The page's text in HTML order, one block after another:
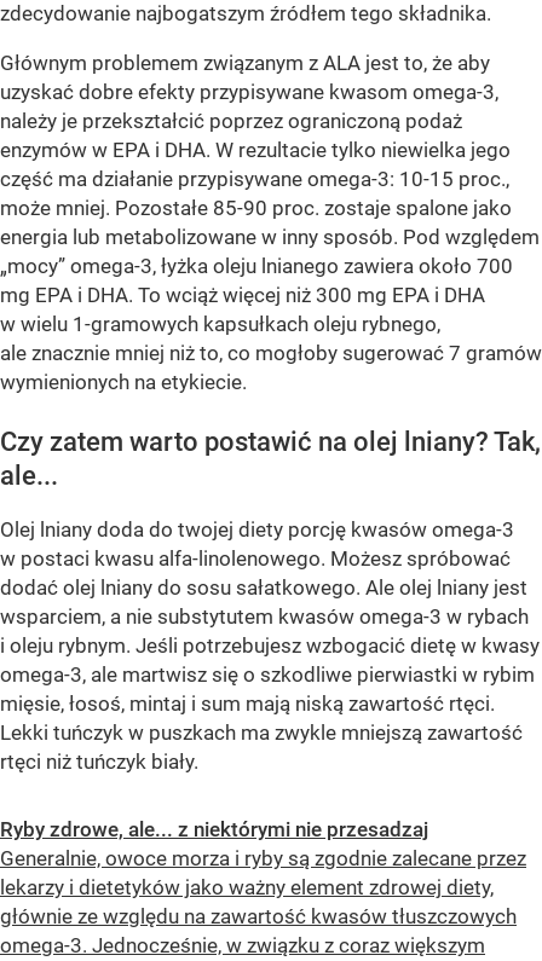
zdecydowanie najbogatszym źródłem tego składnika.
Głównym problemem związanym z ALA jest to, że aby
uzyskać dobre efekty przypisywane kwasom omega-3,
należy je przekształcić poprzez ograniczoną podaż
enzymów w EPA i DHA. W rezultacie tylko niewielka jego
część ma działanie przypisywane omega-3: 10-15 proc.,
może mniej. Pozostałe 85-90 proc. zostaje spalone jako
energia lub metabolizowane w inny sposób. Pod względem
„mocy” omega-3, łyżka oleju lnianego zawiera około 700
mg EPA i DHA. To wciąż więcej niż 300 mg EPA i DHA
w wielu 1-gramowych kapsułkach oleju rybnego,
ale znacznie mniej niż to, co mogłoby sugerować 7 gramów
wymienionych na etykiecie.
Czy zatem warto postawić na olej lniany? Tak,
ale...
Olej lniany doda do twojej diety porcję kwasów omega-3
w postaci kwasu alfa-linolenowego. Możesz spróbować
dodać olej lniany do sosu sałatkowego. Ale olej lniany jest
wsparciem, a nie substytutem kwasów omega-3 w rybach
i oleju rybnym. Jeśli potrzebujesz wzbogacić dietę w kwasy
omega-3, ale martwisz się o szkodliwe pierwiastki w rybim
mięsie, łosoś, mintaj i sum mają niską zawartość rtęci.
Lekki tuńczyk w puszkach ma zwykle mniejszą zawartość
rtęci niż tuńczyk biały.
Ryby zdrowe, ale... z niektórymi nie przesadzaj
Generalnie, owoce morza i ryby są zgodnie zalecane przez
lekarzy i dietetyków jako ważny element zdrowej diety,
głównie ze względu na zawartość kwasów tłuszczowych
omega-3. Jednocześnie, w związku z coraz większym